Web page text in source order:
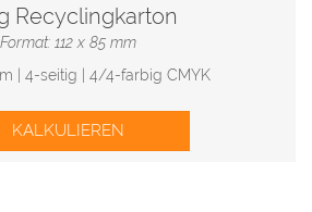
Recyclingkarton
Format: 112 x 85 mm
| 4-seitig | 4/4-farbig CMYK
KALKULIEREN